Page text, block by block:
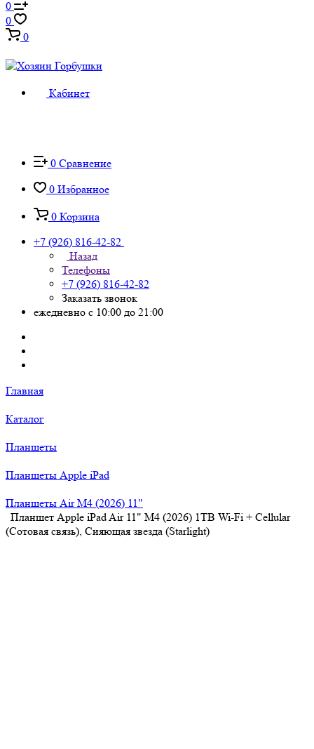
0
0
0
Кабинет
0 Сравнение
0 Избранное
0 Корзина
+7 (926) 816-42-82
Назад
Телефоны
+7 (926) 816-42-82
Заказать звонок
ежедневно с 10:00 до 21:00
Главная
Каталог
Планшеты
Планшеты Apple iPad
Планшеты Air M4 (2026) 11"
Планшет Apple iPad Air 11" M4 (2026) 1TB Wi-Fi + Cellular
(Сотовая связь), Сияющая звезда (Starlight)